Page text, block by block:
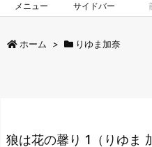
メニュー サイドバー
ホーム > りゆま加奈
狼は花の馨り 1（りゆま